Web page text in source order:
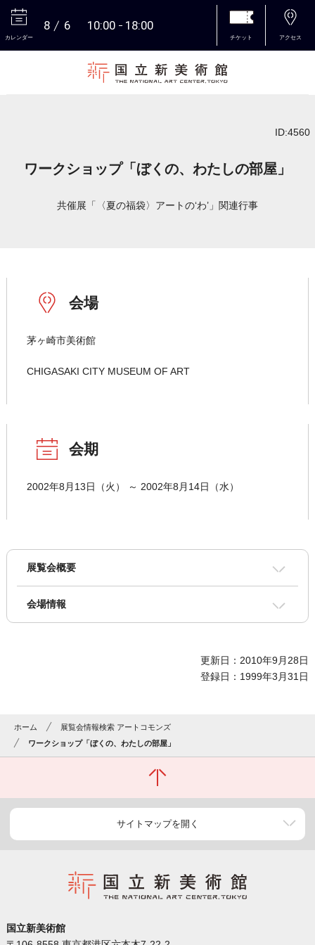
カレンダー
8 6 10:00 18:00
チケット アクセス
ID:4560
ワークショップ「ぼくの、わたしの部屋」
共催展「〈夏の福袋〉アートの‘わ’」関連行事
会場
茅ヶ崎市美術館
CHIGASAKI CITY MUSEUM OF ART
会期
2002年8月13日（火） ～ 2002年8月14日（水）
展覧会概要
会場情報
更新日：2010年9月28日
登録日：1999年3月31日
ホーム
展覧会情報検索 アートコモンズ
ワークショップ「ぼくの、わたしの部屋」
サイトマップを開く
国立新美術館